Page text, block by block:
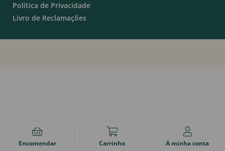
Política de Privacidade
Livro de Reclamações
Encomendar Carrinho A minha conta